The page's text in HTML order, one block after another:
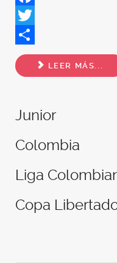
Facebook
Twitter
Share
LEER MÁS...
Junior
Colombia
Liga
Copa